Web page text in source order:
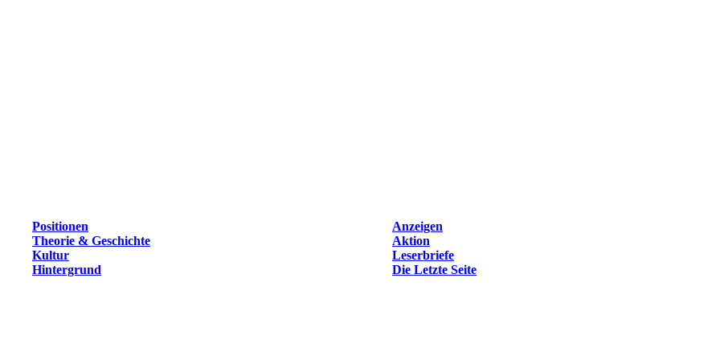
Positionen
Anzeigen
Theorie & Geschichte
Aktion
Kultur
Leserbriefe
Hintergrund Die Letzte Seite